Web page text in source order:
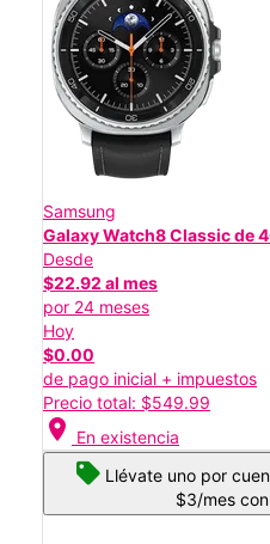
Samsung
Galaxy Watch8 Classic de
Desde
$22.92 al mes
por 24 meses
Hoy
$0.00
de pago inicial + impuestos
Precio total: $549.99
location_on En existencia
Llévate uno por
$3/mes